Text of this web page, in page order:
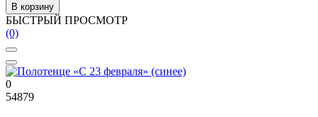
В корзину
БЫСТРЫЙ ПРОСМОТР
(0)
0
54879